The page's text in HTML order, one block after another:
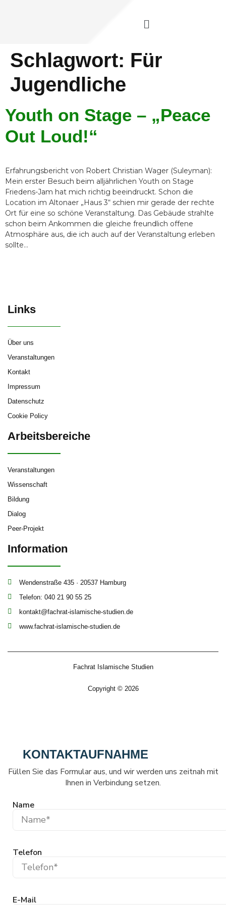
Schlagwort: Für
Jugendliche
Youth on Stage – „Peace
Out Loud!“
Erfahrungsbericht von Robert Christian Wager (Suleyman):
Mein erster Besuch beim alljährlichen Youth on Stage
Friedens-Jam hat mich richtig beeindruckt. Schon die
Location im Altonaer „Haus 3“ schien mir gerade der rechte
Ort für eine so schöne Veranstaltung. Das Gebäude strahlte
schon beim Ankommen die gleiche freundlich offene
Atmosphäre aus, die ich auch auf der Veranstaltung erleben
sollte…
Links
Über uns
Veranstaltungen
Kontakt
Impressum
Datenschutz
Cookie Policy
Arbeitsbereiche
Veranstaltungen
Wissenschaft
Bildung
Dialog
Peer-Projekt
Information
Wendenstraße 435 · 20537 Hamburg
Telefon: 040 21 90 55 25
kontakt@fachrat-islamische-studien.de
www.fachrat-islamische-studien.de
Fachrat Islamische Studien
Copyright © 2026
KONTAKTAUFNAHME
Füllen Sie das Formular aus, und wir werden uns zeitnah mit
Ihnen in Verbindung setzen.
Name
Telefon
E-Mail